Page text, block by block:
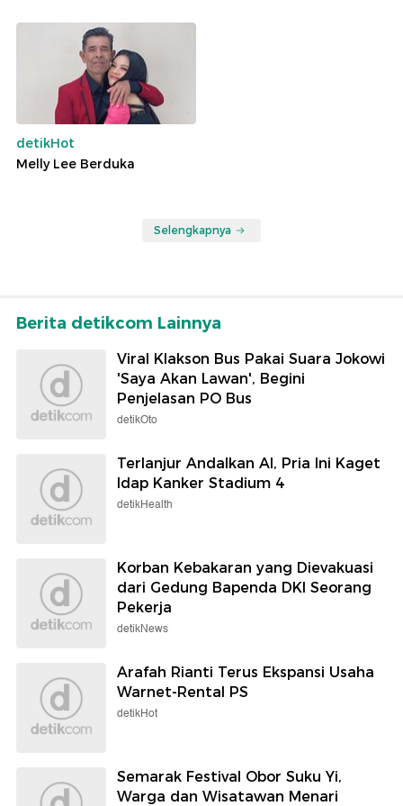
detikHot
Melly Lee Berduka
Selengkapnya
Berita detikcom Lainnya
Viral Klakson Bus Pakai Suara Jokowi
'Saya Akan Lawan', Begini
Penjelasan PO Bus
detikOto
Terlanjur Andalkan AI, Pria Ini Kaget
Idap Kanker Stadium 4
detikHealth
Korban Kebakaran yang Dievakuasi
dari Gedung Bapenda DKI Seorang
Pekerja
detikNews
Arafah Rianti Terus Ekspansi Usaha
Warnet-Rental PS
detikHot
Semarak Festival Obor Suku Yi,
Warga dan Wisatawan Menari